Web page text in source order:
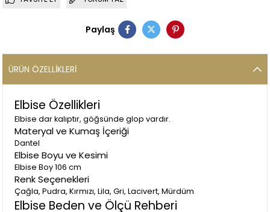
Paylaş
ÜRÜN ÖZELLIKLERI
Elbise Özellikleri
Elbise dar kalıptır, göğsünde glop vardır.
Materyal ve Kumaş İçeriği
Dantel
Elbise Boyu ve Kesimi
Elbise Boy 106 cm
Renk Seçenekleri
Çağla, Pudra, Kırmızı, Lila, Gri, Lacivert, Mürdüm
Elbise Beden ve Ölçü Rehberi